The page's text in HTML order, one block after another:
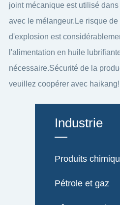
joint mécanique est utilisé
avec le mélangeur.Le risque
d'explosion est
l'alimentation en huile
nécessaire.Sécurité de la
veuillez coopérer avec haikang!
Industrie
Produits
Pétrole et gaz